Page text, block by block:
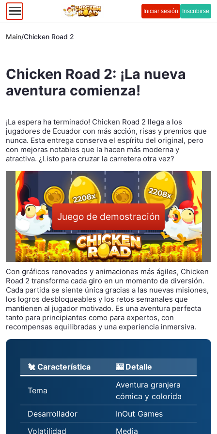
Iniciar sesión Inscribirse
Main/Chicken Road 2
Chicken Road 2: ¡La nueva
aventura comienza!
¡La espera ha terminado! Chicken Road 2 llega a los
jugadores de Ecuador con más acción, risas y premios que
nunca. Esta entrega conserva el espíritu del original, pero
con mejoras notables que la hacen más moderna y
atractiva. ¿Listo para cruzar la carretera otra vez?
Juego de demostración
Con gráficos renovados y animaciones más ágiles, Chicken
Road 2 transforma cada giro en un momento de diversión.
Cada partida se siente única gracias a las nuevas misiones,
los logros desbloqueables y los retos semanales que
mantienen al jugador motivado. Es una aventura perfecta
tanto para principiantes como para expertos, con
recompensas equilibradas y una experiencia inmersiva.
🐔 Característica 🎰 Detalle
Tema
Aventura granjera
cómica y colorida
Desarrollador
InOut Games
Volatilidad
Media